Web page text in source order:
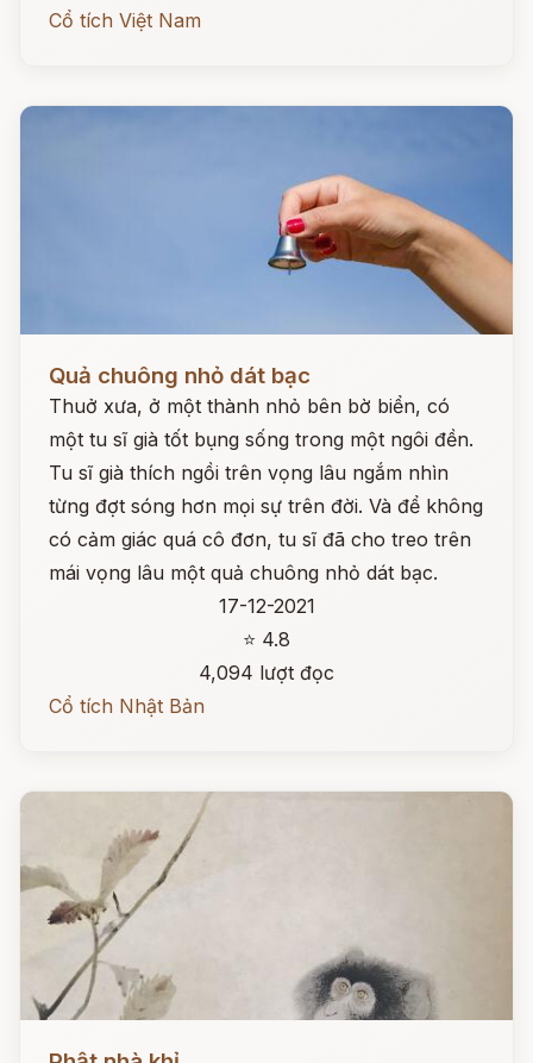
Cổ tích Việt Nam
Quả chuông nhỏ dát bạc
Thuở xưa, ở một thành nhỏ bên bờ biển, có
một tu sĩ già tốt bụng sống trong một ngôi đền.
Tu sĩ già thích ngồi trên vọng lâu ngắm nhìn
từng đợt sóng hơn mọi sự trên đời. Và để không
có cảm giác quá cô đơn, tu sĩ đã cho treo trên
mái vọng lâu một quả chuông nhỏ dát bạc.
17-12-2021
⭐ 4.8
4,094 lượt đọc
Cổ tích Nhật Bản